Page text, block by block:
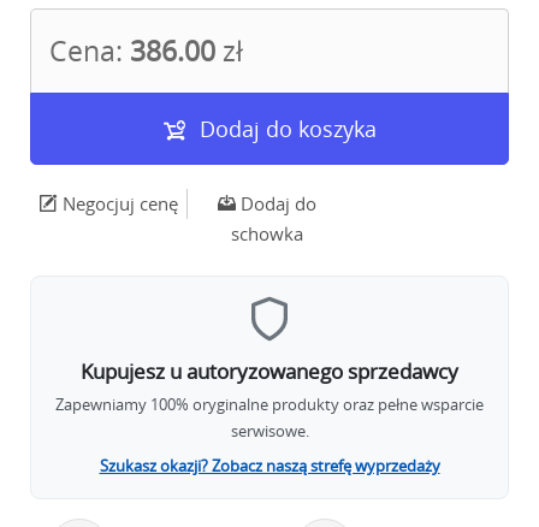
Cena: 386.00 zł
Dodaj do koszyka
Negocjuj cenę
Dodaj do
schowka
Kupujesz u autoryzowanego sprzedawcy
Zapewniamy 100% oryginalne produkty oraz pełne wsparcie
serwisowe.
Szukasz okazji? Zobacz naszą strefę wyprzedaży